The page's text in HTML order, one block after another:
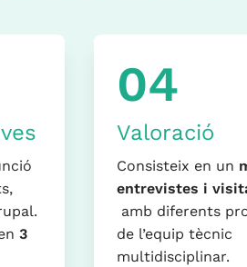
3
04
Valoració
Consisteix en un
entrevistes i
amb diferents
de l’equip tècnic
multidisciplinar.